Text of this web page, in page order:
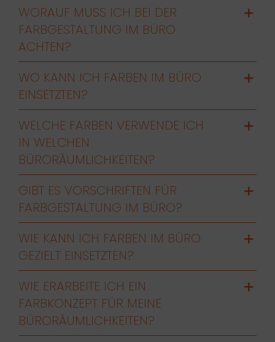
WORAUF MUSS ICH BEI DER
FARBGESTALTUNG IM BÜRO
ACHTEN?
WO KANN ICH FARBEN IM BÜRO
EINSETZTEN?
WELCHE FARBEN VERWENDE ICH
IN WELCHEN
BÜRORÄUMLICHKEITEN?
GIBT ES VORSCHRIFTEN FÜR
FARBGESTALTUNG IM BÜRO?
WIE KANN ICH FARBEN IM BÜRO
GEZIELT EINSETZTEN?
WIE ERARBEITE ICH EIN
FARBKONZEPT FÜR MEINE
BÜRORÄUMLICHKEITEN?